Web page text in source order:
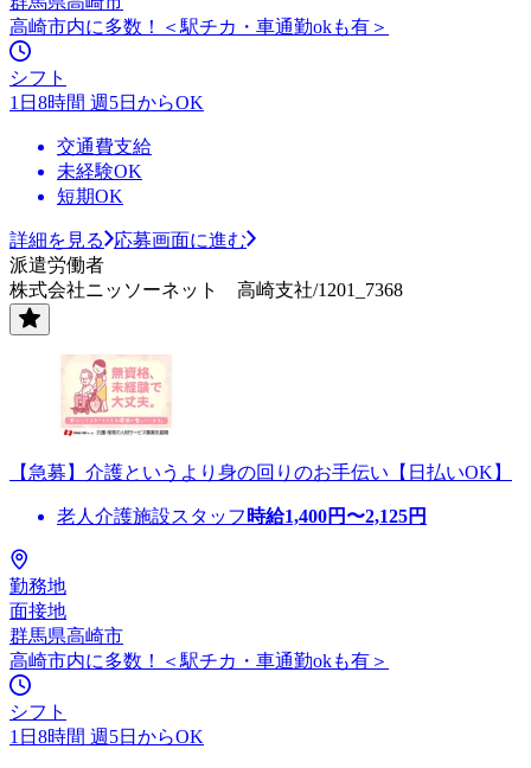
高崎市内に多数！＜駅チカ・車通勤okも有＞
シフト
1日8時間 週5日からOK
交通費支給
未経験OK
短期OK
詳細を見る
応募画面に進む
派遣労働者
株式会社ニッソーネット 高崎支社/1201_7368
【急募】介護というより身の回りのお手伝い【日払いOK】
老人介護施設スタッフ 時給1,400円〜2,125円
勤務地
面接地
群馬県高崎市
高崎市内に多数！＜駅チカ・車通勤okも有＞
シフト
1日8時間 週5日からOK